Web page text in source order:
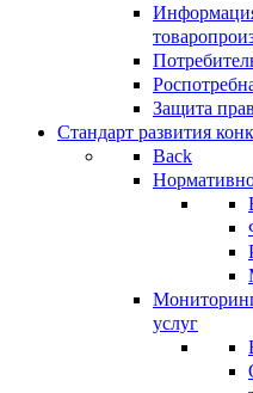
Защита
Стандарт развития
Back
услуг